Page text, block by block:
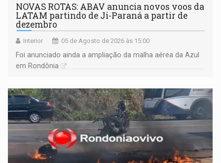
NOVAS ROTAS: ABAV anuncia novos voos da
LATAM partindo de Ji-Paraná a partir de
dezembro
Interior 05 de Agosto de 2026 às 15:00
Foi anunciado ainda a ampliação da malha aérea da Azul
em Rondônia